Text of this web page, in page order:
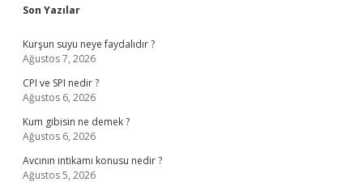
Sidebar
Son Yazılar
Kurşun suyu neye faydalıdır ?
Ağustos 7, 2026
CPI ve SPI nedir ?
Ağustos 6, 2026
Kum gibisin ne demek ?
Ağustos 6, 2026
Avcının intikamı konusu nedir ?
Ağustos 5, 2026